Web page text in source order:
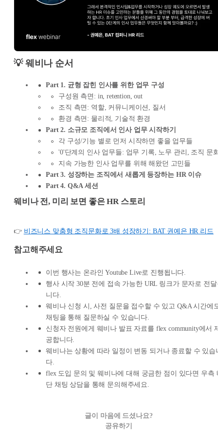
💡 웨비나 순서
Part 1. 균형 잡힌 인사를 위한 업무 구성
구성원 측면: in, retention, out
조직 측면: 역할, 커뮤니케이션, 질서
환경 측면: 물리적, 기술적 환경
Part 2. 소규모 조직에서 인사 업무 시작하기
각 구성/기능 별로 먼저 시작하면 좋을 업무들
'0'단계의 인사 업무들: 업무 기록, 노무 관리, 조직 문
지속 가능한 인사 업무를 위해 해왔던 고민들
Part 3. 성장하는 조직에서 새롭게 등장하는 HR 이슈
Part 4. Q&A 세션
웨비나 전, 미리 보면 좋은 HR 스토리
👉 비즈니스 맞춤형 조직문화로 3배 성장하기: BAT 권예은 HR 리드
참고해주세요
이번 행사는 온라인 Youtube Live로 진행됩니다.
행사 시작 30분 전에 접속 가능한 URL 링크가 문자로 전
니다.
웨비나 신청 시, 사전 질문을 접수할 수 있고 Q&A 시간에
채팅을 통해 질문하실 수 있습니다.
신청자 전원에게 웨비나 발표 자료를 flex community에서
공합니다.
웨비나는 상황에 따라 일정이 변동 되거나 종료할 수 있습
다.
flex 도입 문의 및 웨비나에 대해 궁금한 점이 있다면 우측
단 채팅 상담을 통해 문의해주세요.
글이 마음에 드셨나요?
공유하기